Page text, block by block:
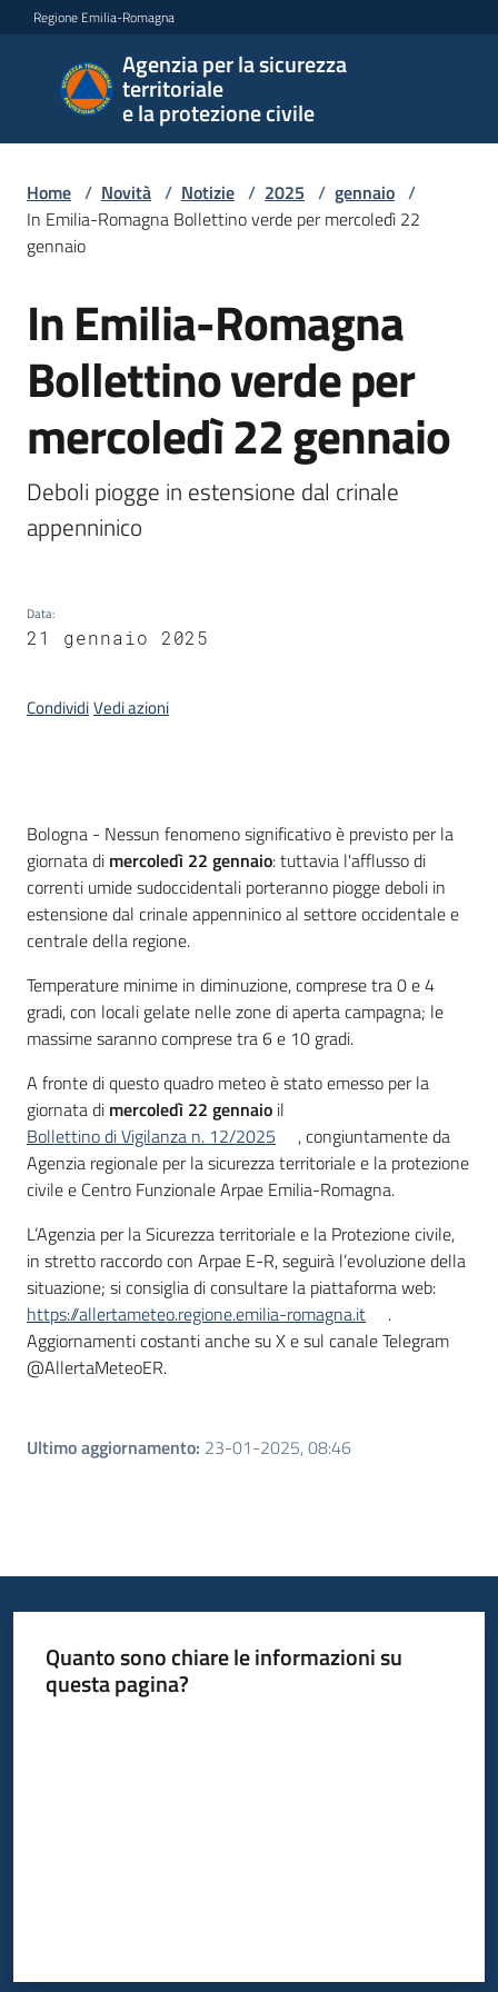
Vai al contenuto
Vai alla navigazione
Vai al footer
Regione Emilia-Romagna
Agenzia per la sicurezza
territoriale
e la protezione civile
Agenzia
per la
sicurezza
e la
protezione
civile
Argomenti
Novità
Servizi
Atti
Bandi
Piani
Programmi
Agenzia
Seguici
su
Home / Novità / Notizie / 2025 / gennaio /
In Emilia-Romagna Bollettino verde per mercoledì 22
gennaio
Salta al contenuto
In Emilia-Romagna
Bollettino verde per
mercoledì 22 gennaio
Deboli piogge in estensione dal crinale
appenninico
Data:
21 gennaio 2025
CondividiVedi azioni
Introduzione
Bologna - Nessun fenomeno significativo è previsto per la
giornata di mercoledì 22 gennaio: tuttavia l'afflusso di
correnti umide sudoccidentali porteranno piogge deboli in
estensione dal crinale appenninico al settore occidentale e
centrale della regione.
Temperature minime in diminuzione, comprese tra 0 e 4
gradi, con locali gelate nelle zone di aperta campagna; le
massime saranno comprese tra 6 e 10 gradi.
A fronte di questo quadro meteo è stato emesso per la
giornata di mercoledì 22 gennaio il
Bollettino di Vigilanza n. 12/2025
, congiuntamente da
Agenzia regionale per la sicurezza territoriale e la protezione
civile e Centro Funzionale Arpae Emilia-Romagna.
L’Agenzia per la Sicurezza territoriale e la Protezione civile,
in stretto raccordo con Arpae E-R, seguirà l’evoluzione della
situazione; si consiglia di consultare la piattaforma web:
https://allertameteo.regione.emilia-romagna.it
.
Aggiornamenti costanti anche su X e sul canale Telegram
@AllertaMeteoER.
Ultimo aggiornamento: 23-01-2025, 08:46
Quanto sono chiare le informazioni su
questa pagina?